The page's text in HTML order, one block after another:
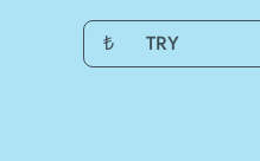
₺ TRY